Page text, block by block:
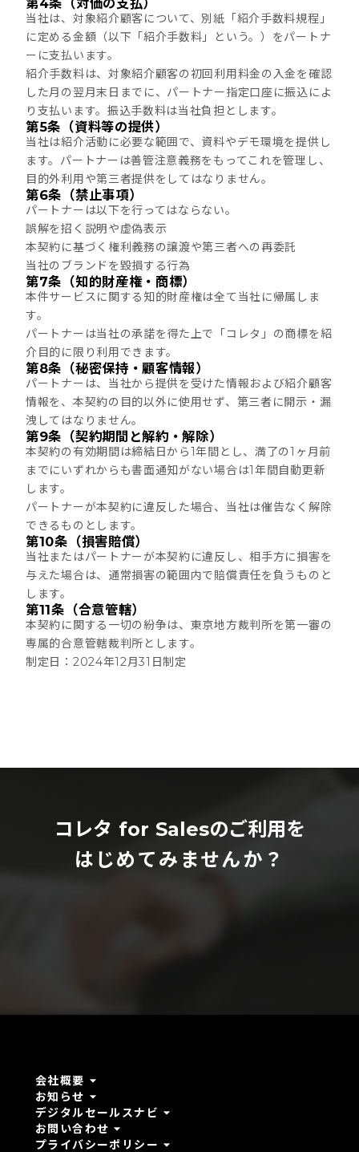
第4条（対価の支払）
当社は、対象紹介顧客について、別紙「紹介手数料規程」
に定める金額（以下「紹介手数料」という。）をパートナ
ーに支払います。
紹介手数料は、対象紹介顧客の初回利用料金の入金を確認
した月の翌月末日までに、パートナー指定口座に振込によ
り支払います。振込手数料は当社負担とします。
第5条（資料等の提供）
当社は紹介活動に必要な範囲で、資料やデモ環境を提供し
ます。パートナーは善管注意義務をもってこれを管理し、
目的外利用や第三者提供をしてはなりません。
第6条（禁止事項）
パートナーは以下を行ってはならない。
誤解を招く説明や虚偽表示
本契約に基づく権利義務の譲渡や第三者への再委託
当社のブランドを毀損する行為
第7条（知的財産権・商標）
本件サービスに関する知的財産権は全て当社に帰属しま
す。
パートナーは当社の承諾を得た上で「コレタ」の商標を紹
介目的に限り利用できます。
第8条（秘密保持・顧客情報）
パートナーは、当社から提供を受けた情報および紹介顧客
情報を、本契約の目的以外に使用せず、第三者に開示・漏
洩してはなりません。
第9条（契約期間と解約・解除）
本契約の有効期間は締結日から1年間とし、満了の1ヶ月前
までにいずれからも書面通知がない場合は1年間自動更新
します。
パートナーが本契約に違反した場合、当社は催告なく解除
できるものとします。
第10条（損害賠償）
当社またはパートナーが本契約に違反し、相手方に損害を
与えた場合は、通常損害の範囲内で賠償責任を負うものと
します。
第11条（合意管轄）
本契約に関する一切の紛争は、東京地方裁判所を第一審の
専属的合意管轄裁判所とします。
制定日：2024年12月31日制定
コレタ for Salesのご利用を
はじめてみませんか？
会社概要 arrow_drop_down
お知らせ arrow_drop_down
デジタルセールスナビ arrow_drop_down
お問い合わせ arrow_drop_down
プライバシーポリシー arrow_drop_down